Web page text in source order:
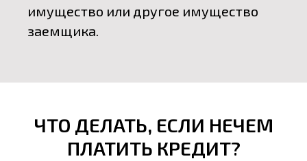
имущество или другое имущество
заемщика.
ЧТО ДЕЛАТЬ, ЕСЛИ НЕЧЕМ
ПЛАТИТЬ КРЕДИТ?